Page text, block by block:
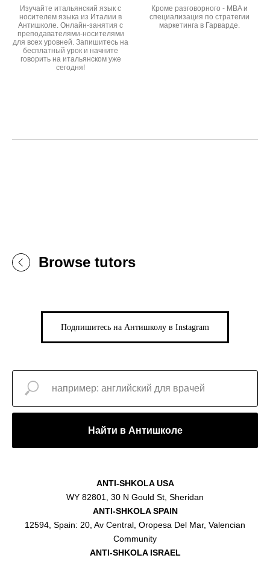
Изучайте итальянский язык с
носителем языка из Италии в
Антишколе. Онлайн-занятия с
преподавателями-носителями
для всех уровней. Запишитесь на
бесплатный урок и начните
говорить на итальянском уже
сегодня!
Кроме разговорного - MBA и
специализация по стратегии
маркетинга в Гарварде.
Browse tutors
Подпишитесь на Антишколу в Instagram
Найти в Антишколе
ANTI-SHKOLA USA
WY 82801, 30 N Gould St, Sheridan
ANTI-SHKOLA SPAIN
12594, Spain: 20, Av Central, Oropesa Del Mar, Valencian
Community
ANTI-SHKOLA ISRAEL